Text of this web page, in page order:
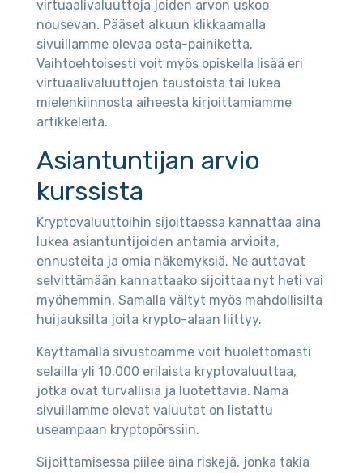
virtuaalivaluuttoja joiden arvon uskoo
nousevan. Pääset alkuun klikkaamalla
sivuillamme olevaa osta-painiketta.
Vaihtoehtoisesti voit myös opiskella lisää eri
virtuaalivaluuttojen taustoista tai lukea
mielenkiinnosta aiheesta kirjoittamiamme
artikkeleita.
Asiantuntijan arvio
kurssista
Kryptovaluuttoihin sijoittaessa kannattaa aina
lukea asiantuntijoiden antamia arvioita,
ennusteita ja omia näkemyksiä. Ne auttavat
selvittämään kannattaako sijoittaa nyt heti vai
myöhemmin. Samalla vältyt myös mahdollisilta
huijauksilta joita krypto-alaan liittyy.
Käyttämällä sivustoamme voit huolettomasti
selailla yli 10.000 erilaista kryptovaluuttaa,
jotka ovat turvallisia ja luotettavia. Nämä
sivuillamme olevat valuutat on listattu
useampaan kryptopörssiin.
Sijoittamisessa piilee aina riskejä, jonka takia